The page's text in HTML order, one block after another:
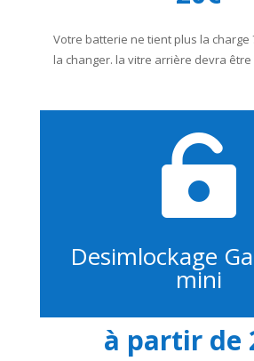
Votre batterie ne tient plus la charge
la changer. la vitre arrière devra être

Desimlockage
mini
à partir de